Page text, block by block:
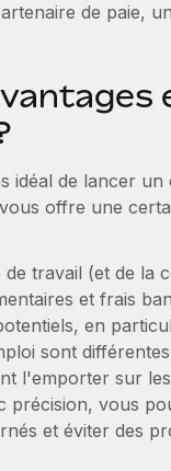
de paie,
idéal de lancer
offre une
travail (et de la
et frais
en
sont différentes
l'emporter sur
précision, vous
et éviter des